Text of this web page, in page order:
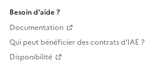
Besoin d'aide ?
Documentation
Qui peut bénéficier des contrats d'IAE ?
Disponibilité